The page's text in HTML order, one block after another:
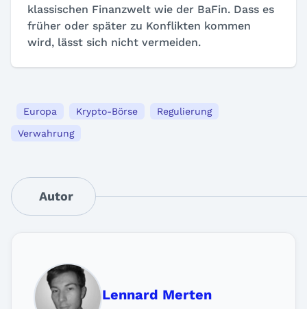
klassischen Finanzwelt wie der BaFin. Dass es
früher oder später zu Konflikten kommen
wird, lässt sich nicht vermeiden.
Europa Krypto-Börse
Regulierung
Verwahrung
Autor
Lennard Merten